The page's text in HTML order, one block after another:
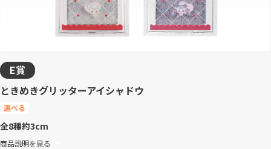
E賞
ときめきグリッターアイシャドウ
選べる
全8種約3cm
商品説明を見る